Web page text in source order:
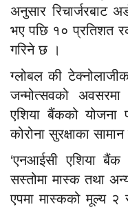
अनुसार रिचार्जरबाट
भए पछि १० प्रतिशत
गरिने छ ।
ग्लोबल की
जन्मोत्सवको
एशिया बैंकको योजना
कोरोना सुरक्षाका
‘एनआईसी एशिया बैंक
सस्तोमा मास्क तथा
एपमा मास्कको मूल्य